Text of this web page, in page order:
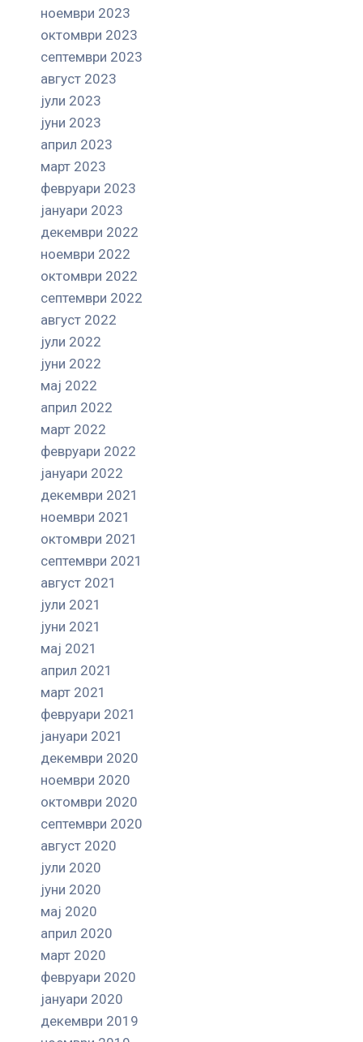
ноември 2023
октомври 2023
септември 2023
август 2023
јули 2023
јуни 2023
април 2023
март 2023
февруари 2023
јануари 2023
декември 2022
ноември 2022
октомври 2022
септември 2022
август 2022
јули 2022
јуни 2022
мај 2022
април 2022
март 2022
февруари 2022
јануари 2022
декември 2021
ноември 2021
октомври 2021
септември 2021
август 2021
јули 2021
јуни 2021
мај 2021
април 2021
март 2021
февруари 2021
јануари 2021
декември 2020
ноември 2020
октомври 2020
септември 2020
август 2020
јули 2020
јуни 2020
мај 2020
април 2020
март 2020
февруари 2020
јануари 2020
декември 2019